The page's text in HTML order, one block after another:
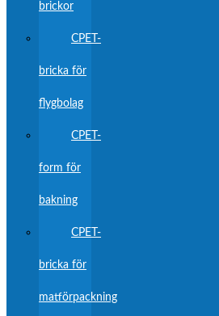
brickor
CPET-
bricka för
flygbolag
CPET-
form för
bakning
CPET-
bricka för
matförpackning